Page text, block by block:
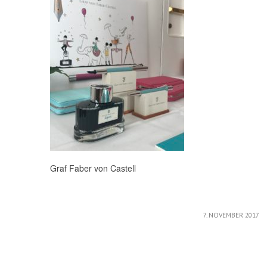
Graf Faber von Castell
7. NOVEMBER 2017
/